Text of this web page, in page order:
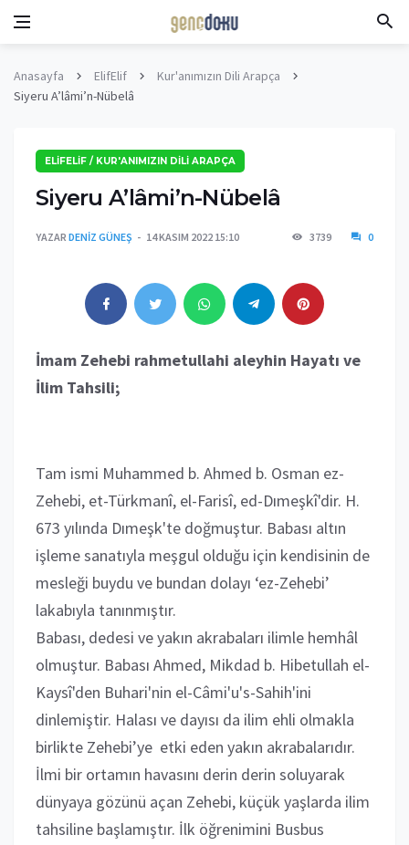
Anasayfa ElifElif
Kur'anımızın Dili Arapça
Siyeru A’lâmi’n-Nübelâ
ELIFELIF / KUR'ANIMIZIN DILI ARAPÇA
Siyeru A’lâmi’n-Nübelâ
YAZAR DENIZ GÜNEŞ 14 KASIM 2022 15:10 3739 0
İmam Zehebi rahmetullahi aleyhin Hayatı ve
İlim Tahsili;
Tam ismi Muhammed b. Ahmed b. Osman ez-
Zehebi, et-Türkmanî, el-Farisî, ed-Dımeşkî'dir. H.
673 yılında Dımeşk'te doğmuştur. Babası altın
işleme sanatıyla meşgul olduğu için kendisinin de
mesleği buydu ve bundan dolayı ‘ez-Zehebi’
lakabıyla tanınmıştır.
Babası, dedesi ve yakın akrabaları ilimle hemhâl
olmuştur. Babası Ahmed, Mikdad b. Hibetullah el-
Kaysî'den Buhari'nin el-Câmi'u's-Sahih'ini
dinlemiştir. Halası ve dayısı da ilim ehli olmakla
birlikte Zehebi’ye etki eden yakın akrabalarıdır.
İlmi bir ortamın havasını derin derin soluyarak
dünyaya gözünü açan Zehebi, küçük yaşlarda ilim
tahsiline başlamıştır. İlk öğrenimini Busbus